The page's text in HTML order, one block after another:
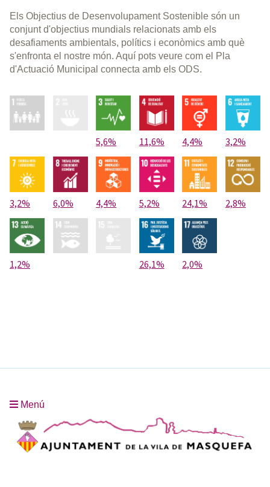
Els Objectius de Desenvolupament Sostenible són un
conjunt d'objectius mundials relacionats amb els
desafiaments ambientals, polítics i econòmics amb què
s'enfronta el nostre món. Aquí pots veure com el Pla
d'Actuació Municipal connecta amb els ODS.
5,6% 11,6% 4,4% 3,2%
3,2% 6,0% 4,4% 5,2% 24,1% 2,8%
1,2% 26,1% 2,0%
Menú